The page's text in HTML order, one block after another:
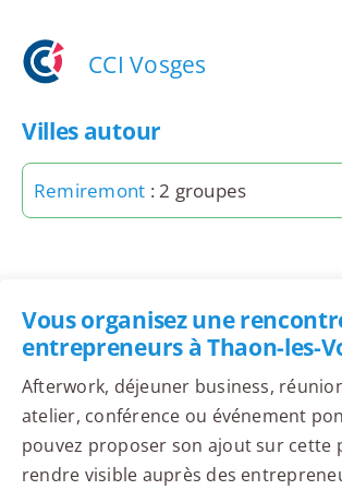
CCI Vosges
Villes autour
Remiremont : 2 groupes
Vous organisez une
entrepreneurs à Thaon-les-
Afterwork, déjeuner business,
atelier, conférence ou événement
pouvez proposer son ajout sur cette
rendre visible auprès des